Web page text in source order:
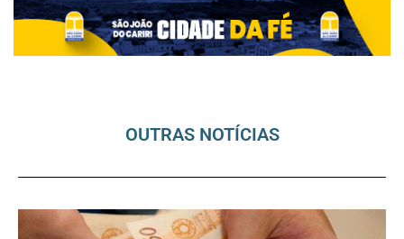
OUTRAS NOTÍCIAS